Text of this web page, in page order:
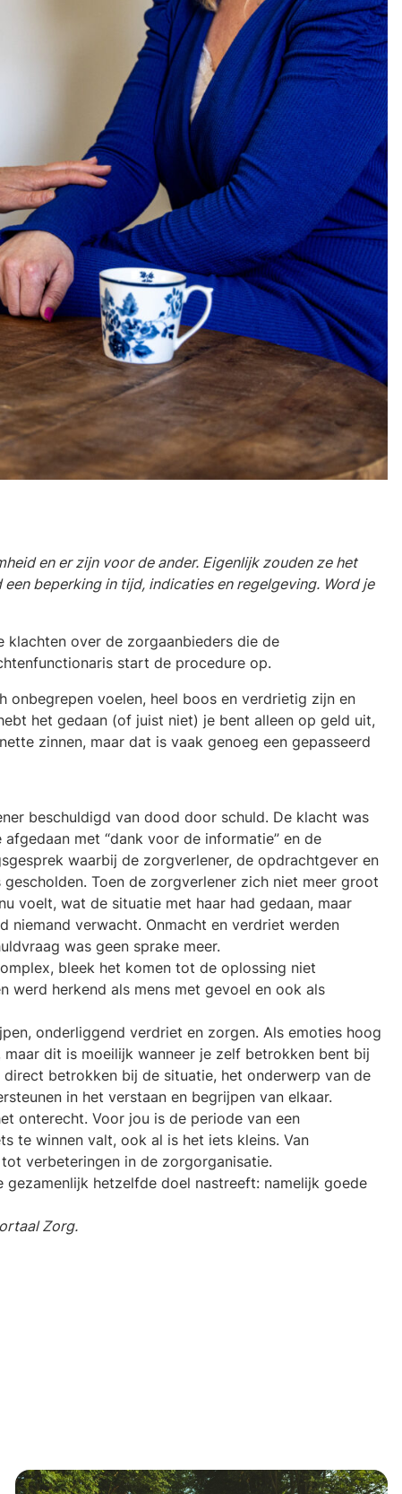
en er zijn voor de ander. Eigenlijk zouden ze het
beperking in tijd, indicaties en regelgeving. Word je
over de zorgaanbieders die de
start de procedure op.
onbegrepen voelen, heel boos en verdrietig zijn en
het gedaan (of juist niet) je bent alleen op geld uit,
zinnen, maar dat is vaak genoeg een gepasseerd
beschuldigd van dood door schuld. De klacht was
met “dank voor de informatie” en de
waarbij de zorgverlener, de opdrachtgever en
Toen de zorgverlener zich niet meer groot
voelt, wat de situatie met haar had gedaan, maar
niemand verwacht. Onmacht en verdriet werden
was geen sprake meer.
bleek het komen tot de oplossing niet
werd herkend als mens met gevoel en ook als
onderliggend verdriet en zorgen. Als emoties hoog
dit is moeilijk wanneer je zelf betrokken bent bij
betrokken bij de situatie, het onderwerp van de
in het verstaan en begrijpen van elkaar.
onterecht. Voor jou is de periode van een
te winnen valt, ook al is het iets kleins. Van
verbeteringen in de zorgorganisatie.
hetzelfde doel nastreeft: namelijk goede
Zorg.